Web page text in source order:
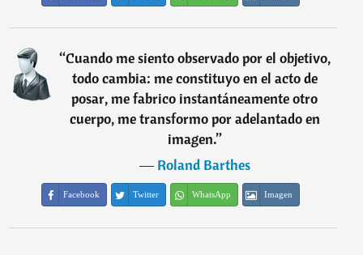
“Cuando me siento observado por el objetivo,
todo cambia: me constituyo en el acto de
posar, me fabrico instantáneamente otro
cuerpo, me transformo por adelantado en
imagen.”
―Roland Barthes
Facebook Twitter WhatsApp Imagen